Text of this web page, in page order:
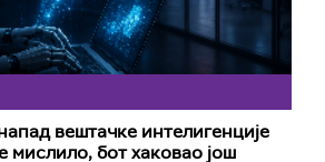
вештачке интелигенције
мислило, бот хаковао још